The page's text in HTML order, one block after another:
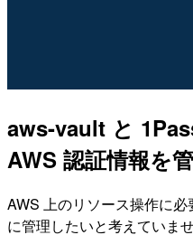
aws-vault と
AWS 認証情報を
AWS 上のリソース操作に
に管理したいと考えていま